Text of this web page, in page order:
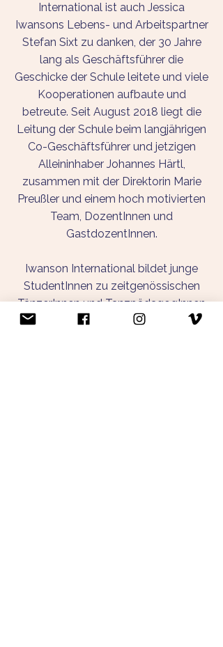
International ist auch Jessica
Iwansons Lebens- und Arbeitspartner
Stefan Sixt zu danken, der 30 Jahre
lang als Geschäftsführer die
Geschicke der Schule leitete und viele
Kooperationen aufbaute und
betreute. Seit August 2018 liegt die
Leitung der Schule beim langjährigen
Co-Geschäfts­führer und jetzigen
Allein­inhaber Johannes Härtl,
zusammen mit der Direktorin Marie
Preußler und einem hoch motivierten
Team, DozentInnen und
GastdozentInnen.
Iwanson International bildet junge
StudentInnen zu zeitgenössischen
TänzerInnen und TanzpädagogInnen
aus. In beiden Ausbildungssträngen